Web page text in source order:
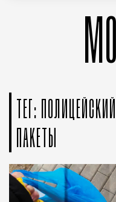
ТЕГ:
ПАКЕТЫ